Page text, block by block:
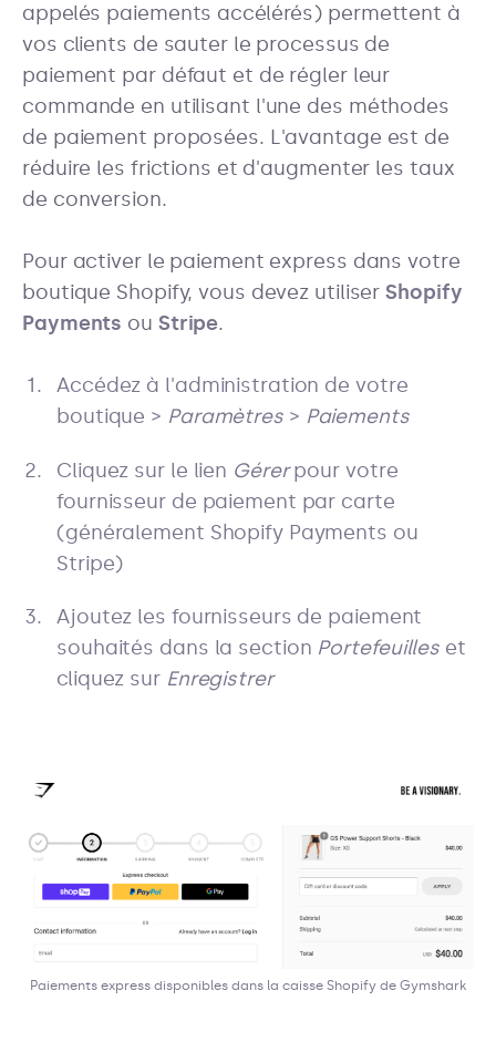
appelés paiements accélérés) permettent à
vos clients de sauter le processus de
paiement par défaut et de régler leur
commande en utilisant l'une des méthodes
de paiement proposées. L'avantage est de
réduire les frictions et d'augmenter les taux
de conversion.
Pour activer le paiement express dans votre
boutique Shopify, vous devez utiliserShopify
Payments ou Stripe.
Accédez à l'administration de votre
boutique > Paramètres> Paiements
Cliquez sur le lien Gérerpour votre
fournisseur de paiement par carte
(généralement Shopify Payments ou
Stripe)
Ajoutez les fournisseurs de paiement
souhaités dans la section Portefeuilles et
cliquez sur Enregistrer
Paiements express disponibles dans la caisse Shopify de Gymshark